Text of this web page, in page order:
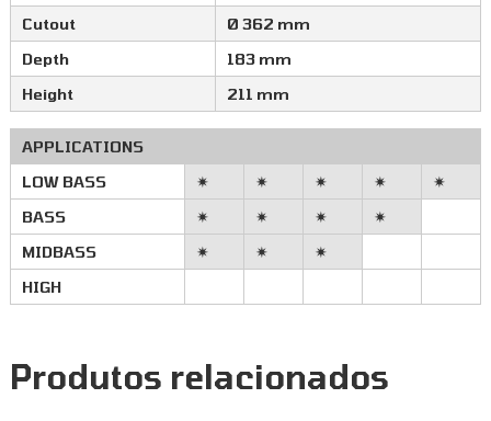
Cutout
Ø 362 mm
Depth
183 mm
Height
211 mm
APPLICATIONS
LOW BASS
✷ ✷ ✷ ✷
✷
BASS
✷ ✷ ✷
✷
MIDBASS
✷ ✷
✷
HIGH
Produtos relacionados